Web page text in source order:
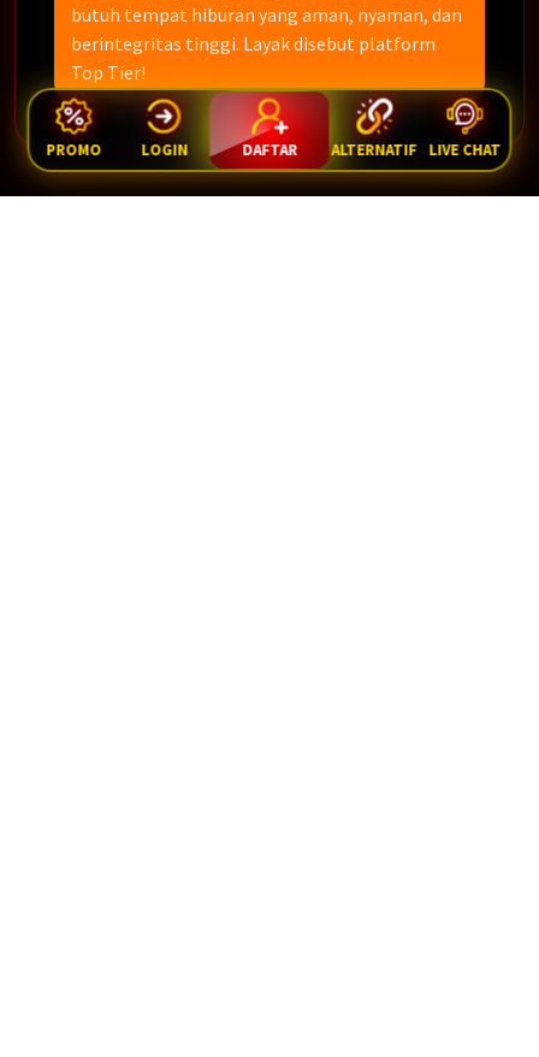
butuh tempat hiburan yang aman, nyaman, dan
berintegritas tinggi. Layak disebut platform
Top Tier!
PROMO LOGIN DAFTAR ALTERNATIF LIVE CHAT